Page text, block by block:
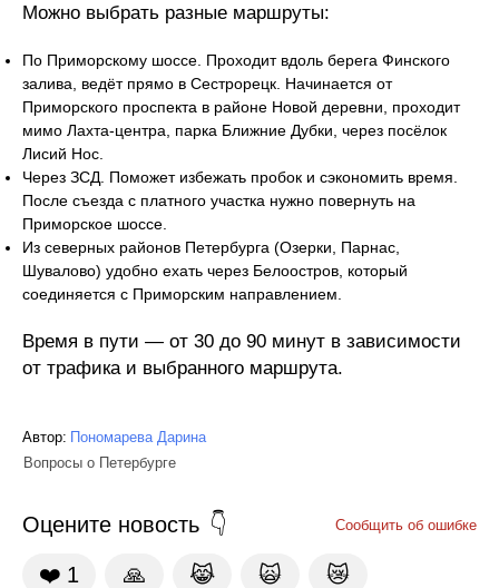
Можно выбрать разные маршруты:
По Приморскому шоссе. Проходит вдоль берега Финского
залива, ведёт прямо в Сестрорецк. Начинается от
Приморского проспекта в районе Новой деревни, проходит
мимо Лахта-центра, парка Ближние Дубки, через посёлок
Лисий Нос.
Через ЗСД. Поможет избежать пробок и сэкономить время.
После съезда с платного участка нужно повернуть на
Приморское шоссе.
Из северных районов Петербурга (Озерки, Парнас,
Шувалово) удобно ехать через Белоостров, который
соединяется с Приморским направлением.
Время в пути — от 30 до 90 минут в зависимости
от трафика и выбранного маршрута.
Автор: Пономарева Дарина
Вопросы о Петербурге
Оцените новость Сообщить об ошибке
❤️ 1 🙏 😹 🙀 😿